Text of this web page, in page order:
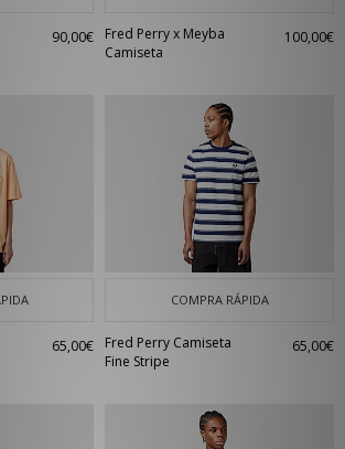
90,00€
Fred Perry x Meyba
Camiseta
100,00€
65,00€
COMPRA RÁPIDA
Fred Perry Camiseta
Fine Stripe
65,00€